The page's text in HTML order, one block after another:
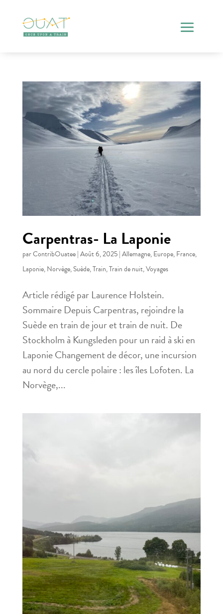
Carpentras- La Laponie
parContribOuatee|Août 6, 2025|Allemagne,Europe,France,
Laponie,Norvège,Suède,Train,Train de nuit,Voyages
Article rédigé par Laurence Holstein.
Sommaire Depuis Carpentras, rejoindre la
Suède en train de jour et train de nuit. De
Stockholm à Kungsleden pour un raid à ski en
Laponie Changement de décor, une incursion
au nord du cercle polaire : les îles Lofoten. La
Norvège,...